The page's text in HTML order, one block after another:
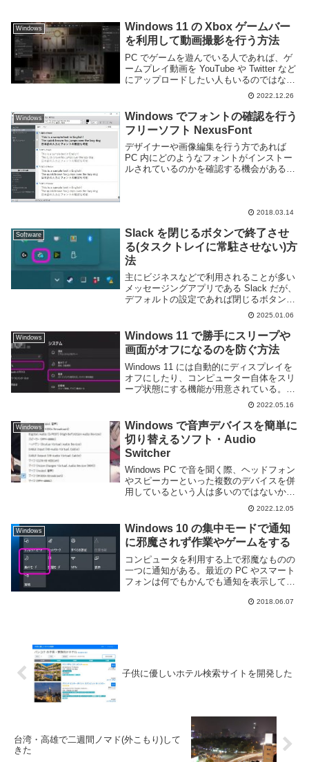
Windows
Windows 11 の Xbox ゲームバー
を利用して動画撮影を行う方法
PC でゲームを遊んでいる人であれば、ゲ
ームプレイ動画を YouTube や Twitter など
にアップロードしたい人もいるのではない
かと思う。ゲーム画面の録画となると難し
そうなイメージを持っている人もいると思
うが、実は Windows ...
2022.12.26
Windows
Windows でフォントの確認を行う
フリーソフト NexusFont
デザイナーや画像編集を行う方であれば
PC 内にどのようなフォントがインストー
ルされているのかを確認する機会があると
2018.03.14
Software
Slack を閉じるボタンで終了させ
る(タスクトレイに常駐させない)方
法
主にビジネスなどで利用されることが多い
メッセージングアプリである Slack だが、
デフォルトの設定であれば閉じるボタンを
押してもバックグラウンドで起動し続ける
ようになっているはずだ。このようにタス
クトレイにアイコンが表示され、新たなメ
ッセ...
2025.01.06
Windows
Windows 11 で勝手にスリープや
画面がオフになるのを防ぐ方法
Windows 11 には自動的にディスプレイを
オフにしたり、コンピューター自体をスリ
ープ状態にする機能が用意されている。電
気代やノートPCであればバッテリーの節
約に繋がるため便利な機能ではあるが、場
合によっては勝手に消えると困る事もあ
る。...
2022.05.16
Windows
Windows で音声デバイスを簡単に
切り替えるソフト・Audio
Switcher
Windows PC で音を聞く際、ヘッドフォン
やスピーカーといった複数のデバイスを併
用しているという人は多いのではないかと
思う。しかし、利用する音声デバイスを切
り替えるのは意外と面倒くさい。Windows
11 では音声デバイスを切り替え...
2022.12.05
Windows
Windows 10 の集中モードで通知
に邪魔されず作業やゲームをする
コンピュータを利用する上で邪魔なものの
一つに通知がある。最近の PC やスマート
フォンは何でもかんでも通知を表示してく
Windows 10 には通知を発生させない「集
2018.06.07
子供に優しいホテル検索サイトを開発した
台湾・高雄で二週間ノマド(外こもり)して
きた